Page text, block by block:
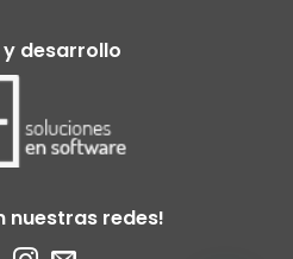
y desarrollo
nuestras redes!